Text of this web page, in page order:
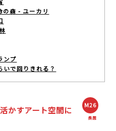
森 - ユーカリ
ンプ
で回りきれる？
かすアート空間に
M26
長居